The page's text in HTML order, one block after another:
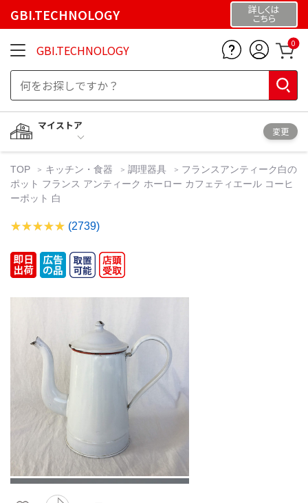
GBI.TECHNOLOGY 詳しくは
こちら
GBI.TECHNOLOGY 0
マイストア
変更
TOP キッチン・食器 調理器具
フランスアンティーク白の
ポット フランス アンティーク ホーロー カフェティエール コーヒ
ーポット 白
(2739)